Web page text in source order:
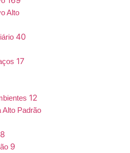
Alto
40
17
12
Alto Padrão
8
9